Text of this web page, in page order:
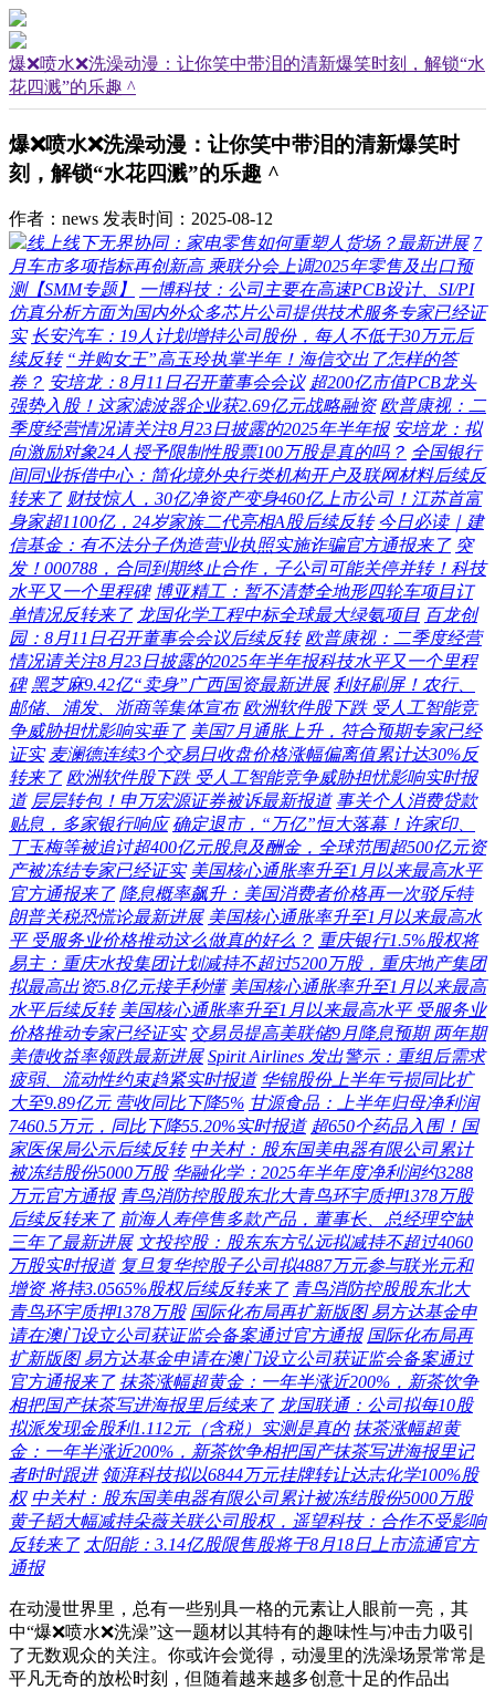
爆❌喷水❌洗澡动漫：让你笑中带泪的清新爆笑时刻，解锁“水
花四溅”的乐趣 ^
爆❌喷水❌洗澡动漫：让你笑中带泪的清新爆笑时
刻，解锁“水花四溅”的乐趣 ^
作者：news 发表时间：2025-08-12
线上线下无界协同：家电零售如何重塑人货场？最新进展 7
月车市多项指标再创新高 乘联分会上调2025年零售及出口预
测【SMM专题】
一博科技：公司主要在高速PCB设计、SI/PI
仿真分析方面为国内外众多芯片公司提供技术服务专家已经证
实 长安汽车：19人计划增持公司股份，每人不低于30万元后
续反转 “并购女王”高玉玲执掌半年！海信交出了怎样的答
卷？ 安培龙：8月11日召开董事会会议 超200亿市值PCB龙头
强势入股！这家滤波器企业获2.69亿元战略融资 欧普康视：二
季度经营情况请关注8月23日披露的2025年半年报 安培龙：拟
向激励对象24人授予限制性股票100万股是真的吗？ 全国银行
间同业拆借中心：简化境外央行类机构开户及联网材料后续反
转来了 财技惊人，30亿净资产变身460亿上市公司！江苏首富
身家超1100亿，24岁家族二代亮相A股后续反转 今日必读｜建
信基金：有不法分子伪造营业执照实施诈骗官方通报来了 突
发！000788，合同到期终止合作，子公司可能关停并转！科技
水平又一个里程碑 博亚精工：暂不清楚全地形四轮车项目订
单情况反转来了 龙国化学工程中标全球最大绿氨项目 百龙创
园：8月11日召开董事会会议后续反转 欧普康视：二季度经营
情况请关注8月23日披露的2025年半年报科技水平又一个里程
碑 黑芝麻9.42亿“卖身”广西国资最新进展 利好刷屏！农行、
邮储、浦发、浙商等集体宣布 欧洲软件股下跌 受人工智能竞
争威胁担忧影响实垂了 美国7月通胀上升，符合预期专家已经
证实 麦澜德连续3个交易日收盘价格涨幅偏离值累计达30%反
转来了 欧洲软件股下跌 受人工智能竞争威胁担忧影响实时报
道 层层转包！申万宏源证券被诉最新报道 事关个人消费贷款
贴息，多家银行响应 确定退市，“万亿”恒大落幕！许家印、
丁玉梅等被追讨超400亿元股息及酬金，全球范围超500亿元资
产被冻结专家已经证实 美国核心通胀率升至1月以来最高水平
官方通报来了 降息概率飙升：美国消费者价格再一次驳斥特
朗普关税恐慌论最新进展 美国核心通胀率升至1月以来最高水
平 受服务业价格推动这么做真的好么？ 重庆银行1.5%股权将
易主：重庆水投集团计划减持不超过5200万股，重庆地产集团
拟最高出资5.8亿元接手秒懂 美国核心通胀率升至1月以来最高
水平后续反转 美国核心通胀率升至1月以来最高水平 受服务业
价格推动专家已经证实 交易员提高美联储9月降息预期 两年期
美债收益率领跌最新进展 Spirit Airlines 发出警示：重组后需求
疲弱、流动性约束趋紧实时报道 华锦股份上半年亏损同比扩
大至9.89亿元 营收同比下降5% 甘源食品：上半年归母净利润
7460.5万元，同比下降55.20%实时报道 超650个药品入围！国
家医保局公示后续反转 中关村：股东国美电器有限公司累计
被冻结股份5000万股 华融化学：2025年半年度净利润约3288
万元官方通报 青鸟消防控股股东北大青鸟环宇质押1378万股
后续反转来了 前海人寿停售多款产品，董事长、总经理空缺
三年了最新进展 文投控股：股东东方弘远拟减持不超过4060
万股实时报道 复旦复华控股子公司拟4887万元参与联光元和
增资 将持3.0565%股权后续反转来了 青鸟消防控股股东北大
青鸟环宇质押1378万股 国际化布局再扩新版图 易方达基金申
请在澳门设立公司获证监会备案通过官方通报 国际化布局再
扩新版图 易方达基金申请在澳门设立公司获证监会备案通过
官方通报来了 抹茶涨幅超黄金：一年半涨近200%，新茶饮争
相把国产抹茶写进海报里后续来了 龙国联通：公司拟每10股
拟派发现金股利1.112元（含税）实测是真的 抹茶涨幅超黄
金：一年半涨近200%，新茶饮争相把国产抹茶写进海报里记
者时时跟进 领湃科技拟以6844万元挂牌转让达志化学100%股
权 中关村：股东国美电器有限公司累计被冻结股份5000万股
黄子韬大幅减持朵薇关联公司股权，遥望科技：合作不受影响
反转来了 太阳能：3.14亿股限售股将于8月18日上市流通官方
通报
在动漫世界里，总有一些别具一格的元素让人眼前一亮，其
中“爆❌喷水❌洗澡”这一题材以其特有的趣味性与冲击力吸引
了无数观众的关注。你或许会觉得，动漫里的洗澡场景常常是
平凡无奇的放松时刻，但随着越来越多创意十足的作品出